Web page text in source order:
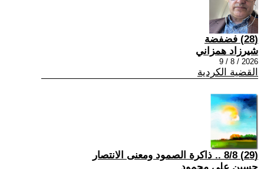
(28) فضفضة
شيرزاد همزاني
2026 / 8 / 9
القضية الكردية
(29) 8/8 .. ذاكرة الصمود ومعنى الانتصار